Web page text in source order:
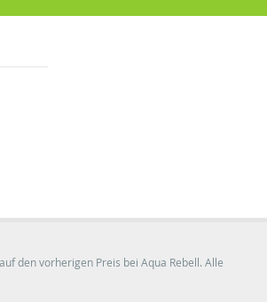
den vorherigen Preis bei Aqua Rebell. Alle